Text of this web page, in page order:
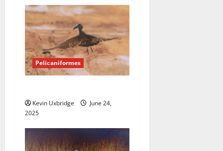
Pelicaniformes
Kevin Uxbridge
June 24,
2025